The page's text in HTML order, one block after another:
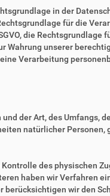
in der
für die
die Rechtsgrundlage
Wahrung unserer
Verarbeitung
der Art, des Umfangs,
natürlicher Personen,
des physischen
haben wir Verfahren
berücksichtigen wir den